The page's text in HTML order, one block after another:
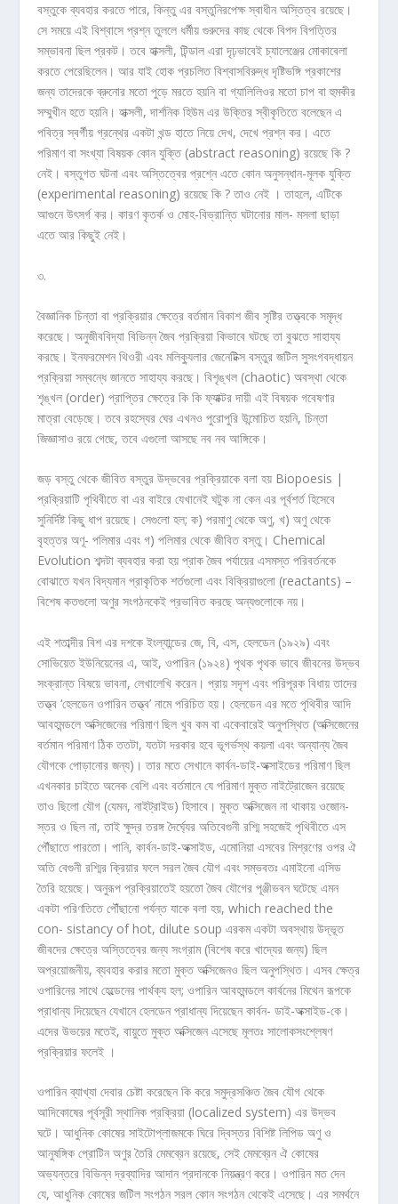
বস্তুকে ব্যবহার করতে পারে, কিন্তু এর বস্তুনিরপেক্ষ স্বাধীন অস্তিত্ব রয়েছে।
সে সময়ে এই বিশ্বাসে প্রশ্ন তুললে ধর্মীয় গুরুদের কাছ থেকে বিপদ বিপত্তির
সম্ভাবনা ছিল প্রকট। তবে হাক্সলী, টিন্ডাল এরা দৃঢ়ভাবেই চ্যালেঞ্জের মোকাবেলা
করতে পেরেছিলেন। আর যাই হোক প্রচলিত বিশ্বাসবিরুদ্ধ দৃষ্টিভঙ্গি প্রকাশের
জন্য তাদেরকে ব্রুনোর মতো পুড়ে মরতে হয়নি বা গ্যালিলিওর মতো চাপ বা হুমকীর
সম্মুখীন হতে হয়নি। হাক্সলী, দার্শনিক হিউম এর উক্তির স্বীকৃতিতে বলেছেন এ
পবিত্র স্বর্গীয় গ্রন্থের একটা খন্ড হাতে নিয়ে দেখ, দেখে প্রশ্ন কর। এতে
পরিমাণ বা সংখ্যা বিষয়ক কোন যুক্তি (abstract reasoning) রয়েছে কি ?
নেই। বস্তুগত ঘটনা এবং অস্তিত্বের প্রশ্নে এতে কোন অনুসন্ধান-মূলক যুক্তি
(experimental reasoning) রয়েছে কি ? তাও নেই । তাহলে, এটিকে
আগুনে উৎসর্গ কর। কারণ কৃতর্ক ও মোহ-বিভ্রান্তি ঘটানোর মাল- মসলা ছাড়া
এতে আর কিছুই নেই।
৩.
বৈজ্ঞানিক চিন্তা বা প্রক্রিয়ার ক্ষেত্রে বর্তমান বিকাশ জীব সৃষ্টির তত্ত্বকে সমৃদ্ধ
করেছে। অনুজীববিদ্যা বিভিন্ন জৈব প্রক্রিয়া কিভাবে ঘটছে তা বুঝতে সাহায্য
করছে। ইনফরমেশন থিওরী এবং মলিক্যুলার জেনেটিক্স বস্তুর জটিল সুসংগবদ্ধায়ন
প্রক্রিয়া সম্বন্ধে জানতে সাহায্য করছে। বিশৃঙ্খল (chaotic) অবস্থা থেকে
শৃঙ্খল (order) প্রাপ্তির ক্ষেত্রে কি কি ফ্যাক্টর দায়ী এই বিষয়ক গবেষণার
মাত্রা বেড়েছে। তবে রহস্যের ঘের এখনও পুরোপুরি উন্মোচিত হয়নি, চিন্তা
জিজ্ঞাসাও রয়ে গেছে, তবে এগুলো আসছে নব নব আঙ্গিকে।
জড় বস্তু থেকে জীবিত বস্তুর উদ্ভবের প্রক্রিয়াকে বলা হয় Biopoesis |
প্রক্রিয়াটি পৃথিবীতে বা এর বাইরে যেখানেই ঘটুক না কেন এর পূর্বশর্ত হিসেবে
সুনির্দিষ্ট কিছু ধাপ রয়েছে। সেগুলো হল; ক) পরমাণু থেকে অণু, খ) অণু থেকে
বৃহত্তর অণূ- পলিমার এবং গ) পলিমার থেকে জীবিত বস্তু। Chemical
Evolution শব্দটা ব্যবহার করা হয় প্রাক জৈব পর্যায়ের এসমস্ত পরিবর্তনকে
বোঝাতে যখন বিদ্যমান প্রাকৃতিক শর্তগুলো এবং বিক্রিয়াগুলো (reactants) –
বিশেষ কতগুলো অণুর সংগঠনকেই প্রভাবিত করছে অন্যগুলোকে নয়।
এই শতাব্দীর বিশ এর দশকে ইংল্যান্ডের জে, বি, এস, হেলডেন (১৯২৯) এবং
সোভিয়েত ইউনিয়েনের এ, আই, ওপারিন (১৯২৪) পৃথক পৃথক ভাবে জীবনের উদ্ভব
সংক্রান্ত বিষয়ে ভাবনা, লেখালেখি করেন। প্রায় সদৃশ এবং পরিপূরক বিধায় তাদের
তত্ত্ব ‘হেলডেন ওপারিন তত্ত্ব’ নামে পরিচিত হয়। হেলডেন এর মতে পৃথিবীর আদি
আবহমন্ডলে অক্সিজেনের পরিমাণ ছিল খুব কম বা একেবারেই অনুপস্থিত (অক্সিজেনের
বর্তমান পরিমাণ ঠিক ততটা, যতটা দরকার হবে ভূগর্ভস্থ কয়লা এবং অন্যান্য জৈব
যৌগকে পোড়ানোর জন্য)। তার মতে সেখানে কার্বন-ডাই-অক্সাইডের পরিমাণ ছিল
এখনকার চাইতে অনেক বেশি এবং বর্তমানে যে পরিমাণ মুক্ত নাইট্রোজেন রয়েছে
তাও ছিলো যৌগ (যেমন, নাইট্রাইড) হিসাবে। মুক্ত অক্সিজেন না থাকায় ওজোন-
স্তর ও ছিল না, তাই ক্ষুদ্র তরঙ্গ দৈর্ঘ্যের অতিবেগুনী রশ্মি সহজেই পৃথিবীতে এস
পৌঁছাতে পারতো। পানি, কার্বন-ডাই-অক্সাইড, এমোনিয়া এসবের মিশ্রণের ওপর ঐ
অতি বেগুনী রশ্মির ক্রিয়ার ফলে সরল জৈব যৌগ এবং সম্ভবতঃ এমাইনো এসিড
তৈরি হয়েছে। অনুরূপ প্রক্রিয়াতেই হয়তো জৈব যৌগের পূঞ্জীভবন ঘটেছে এমন
একটা পরিণতিতে পৌঁছানো পর্যন্ত যাকে বলা হয়, which reached the
con- sistancy of hot, dilute soup এরকম একটা অবস্থায় উদ্ভূত
জীবদের ক্ষেত্রে অস্তিত্বের জন্য সংগ্রাম (বিশেষ করে খাদ্যের জন্য) ছিল
অপ্রয়োজনীয়, ব্যবহার করার মতো মুক্ত অক্সিজেনও ছিল অনুপস্থিত। এসব ক্ষেত্র
ওপারিনের সাথে হেল্ডেনের পার্থক্য হল; ওপারিন আবহমন্ডলে কার্বনের মিথেন রূপকে
প্রাধান্য দিয়েছেন যেখানে হেলডেন প্রাধান্য দিয়েছেন কার্বন- ডাই-অক্সাইড-কে।
এদের উভয়ের মতেই, বায়ুতে মুক্ত অক্সিজেন এসেছে মূলতঃ সালোকসংশ্লেষণ
প্রক্রিয়ার ফলেই ।
ওপারিন ব্যাখ্যা দেবার চেষ্টা করেছেন কি করে সমুদ্রসঞ্চিত জৈব যৌগ থেকে
আদিকোষের পূর্বসূরী স্থানিক প্রক্রিয়া (localized system) এর উদ্ভব
ঘটে। আধুনিক কোষের সাইটোপ্লাজমকে ঘিরে দ্বিস্তর বিশিষ্ট লিপিড অণু ও
আনুষঙ্গিক প্রোটিন অণুর তৈরি মেমব্রেন রয়েছে, সেই মেমব্রেন ঐ কোষের
অভ্যন্তরে বিভিন্ন দ্রব্যাদির আদান প্রদানকে নিয়ন্ত্রণ করে। ওপারিন মত দেন
যে, আধুনিক কোষের জটিল সংগঠন সরল কোন সংগঠন থেকেই এসেছে। এর সমর্থনে